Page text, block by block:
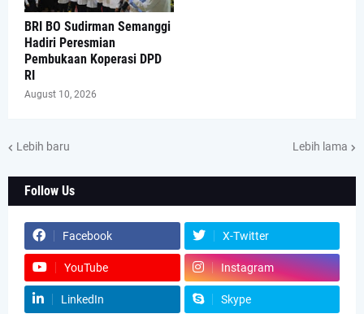
BRI BO Sudirman Semanggi
Hadiri Peresmian
Pembukaan Koperasi DPD
RI
August 10, 2026
Lebih baru Lebih lama
Follow Us
Facebook X-Twitter
YouTube Instagram
LinkedIn Skype